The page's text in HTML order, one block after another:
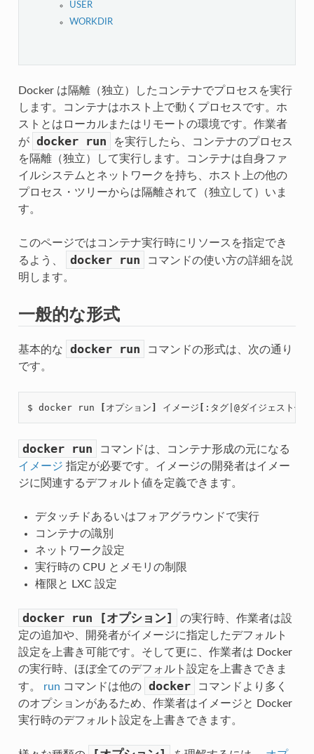
USER
WORKDIR
Docker は隔離（独立）したコンテナでプロセスを実行
します。コンテナはホスト上で動くプロセスです。ホ
ストとはローカルまたはリモートの環境です。作業者
が
docker run
を実行したら、コンテナのプロセス
を隔離（独立）して実行します。コンテナは自身ファ
イルシステムとネットワークを持ち、ホスト上の他の
プロセス・ツリーからは隔離されて（独立して）いま
す。
このページではコンテナ実行時にリソースを指定でき
るよう、
docker run
コマンドの使い方の詳細を説
明します。
一般的な形式
基本的な docker run
コマンドの形式は、次の通り
です。
$ docker run オプション イメージ :タグ| @ダイジェスト値
docker run
コマンドは、コンテナ形成の元になる
イメージ 指定が必要です。イメージの開発者はイメー
ジに関連するデフォルト値を定義できます。
デタッチドあるいはフォアグラウンドで実行
コンテナの識別
ネットワーク設定
実行時の CPU とメモリの制限
権限と LXC 設定
docker run [オプション]
の実行時、作業者は設
定の追加や、開発者がイメージに指定したデフォルト
設定を上書き可能です。そして更に、作業者は Docker
の実行時、ほぼ全てのデフォルト設定を上書きできま
す。 run コマンドは他の docker
コマンドより多く
のオプションがあるため、作業者はイメージと Docker
実行時のデフォルト設定を上書きできます。